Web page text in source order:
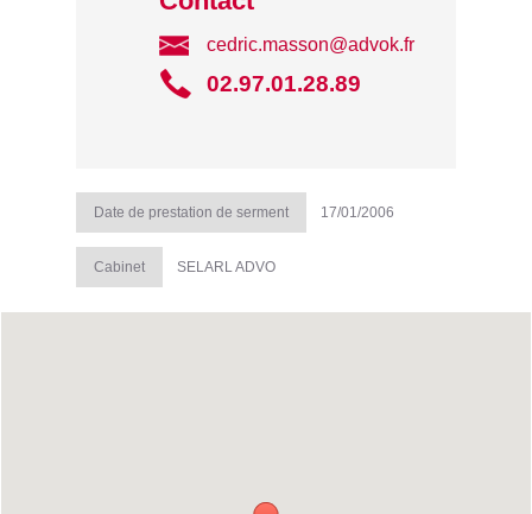
cedric.masson@advok.fr
02.97.01.28.89
Date de prestation de serment 17/01/2006
Cabinet SELARL ADVO